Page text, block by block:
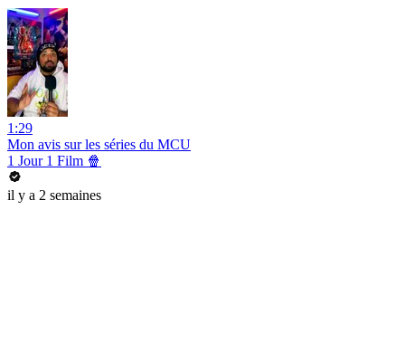
1:29
Mon avis sur les séries du MCU
1 Jour 1 Film 🍿
il y a 2 semaines